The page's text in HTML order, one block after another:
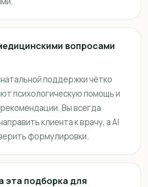
вопросами
поддержки чётко
психологическую помощь и
Вы всегда
клиента к врачу, а AI
формулировки.
эта подборка для